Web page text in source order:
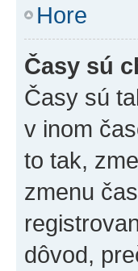
Hore
Časy sú
Časy sú
v inom
to tak,
zmenu
dôvod,